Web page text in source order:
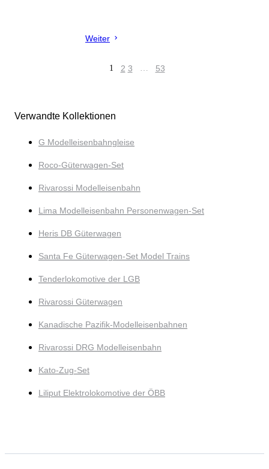
Weiter
1 2 3 … 53
Verwandte Kollektionen
G Modelleisenbahngleise
Roco-Güterwagen-Set
Rivarossi Modelleisenbahn
Lima Modelleisenbahn Personenwagen-Set
Heris DB Güterwagen
Santa Fe Güterwagen-Set Model Trains
Tenderlokomotive der LGB
Rivarossi Güterwagen
Kanadische Pazifik-Modelleisenbahnen
Rivarossi DRG Modelleisenbahn
Kato-Zug-Set
Liliput Elektrolokomotive der ÖBB